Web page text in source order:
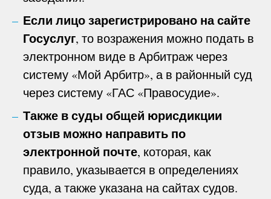
Если лицо зарегистрировано на сайте
Госуслуг, то возражения можно подать в
электронном виде в Арбитраж через
систему «Мой Арбитр», а в районный суд
через систему «ГАС «Правосудие».
Также в суды общей юрисдикции
отзыв можно направить по
электронной почте, которая, как
правило, указывается в определениях
суда, а также указана на сайтах судов.